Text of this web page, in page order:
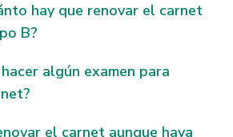
hay que renovar el carnet
B?
algún examen para
el carnet aunque haya